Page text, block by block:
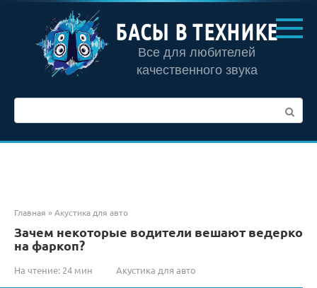
контенту
БАСЫ В ТЕХНИКЕ
Все для любителей
качественного звука
Главная »Акустика для авто
Зачем некоторые водители вешают ведерко
на фаркоп?
На чтение: 24 мин Акустика для авто